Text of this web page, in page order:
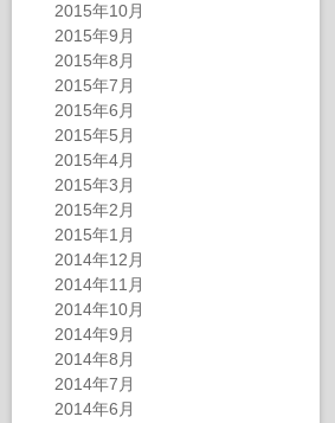
2015年10月
2015年9月
2015年8月
2015年7月
2015年6月
2015年5月
2015年4月
2015年3月
2015年2月
2015年1月
2014年12月
2014年11月
2014年10月
2014年9月
2014年8月
2014年7月
2014年6月